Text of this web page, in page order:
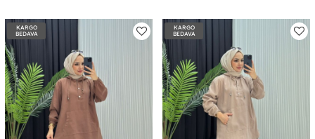
KARGO
BEDAVA
KARGO
BEDAVA